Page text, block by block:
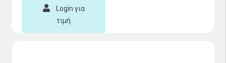
Login για
τιμή